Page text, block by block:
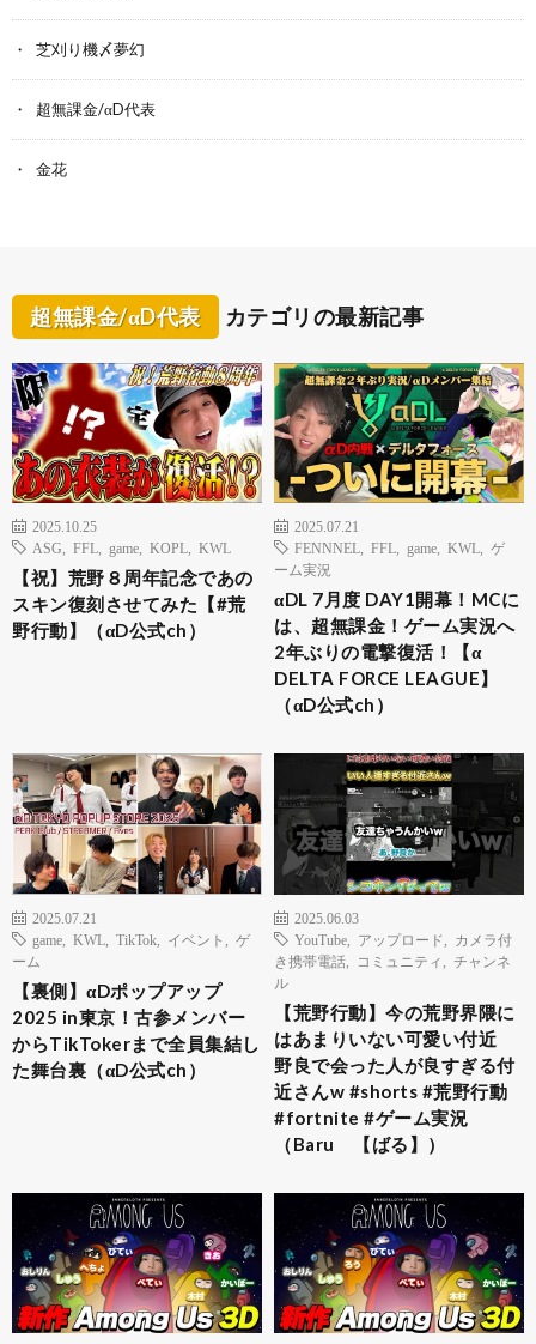
芝刈り機〆夢幻
超無課金/αD代表
金花
超無課金/αD代表 カテゴリの最新記事
2025.10.25
ASG
FFL game KOPL KWL
【祝】荒野８周年記念であの
スキン復刻させてみた【#荒
野行動】（αD公式ch）
2025.07.21
FENNNEL
FFL game KWL
ゲ
ーム実況
αDL 7月度 DAY1開幕！MCに
は、超無課金！ゲーム実況へ
2年ぶりの電撃復活！【α
DELTA FORCE LEAGUE】
（αD公式ch）
2025.07.21
game
KWL TikTok イベント
ゲ
ーム
【裏側】αDポップアップ
2025 in東京！古参メンバー
からTikTokerまで全員集結し
た舞台裏（αD公式ch）
2025.06.03
YouTube
アップロード
カメラ付
き携帯電話
コミュニティ
チャンネ
ル
【荒野行動】今の荒野界隈に
はあまりいない可愛い付近
野良で会った人が良すぎる付
近さんw #shorts #荒野行動
#fortnite #ゲーム実況
（Baru 【ばる】）